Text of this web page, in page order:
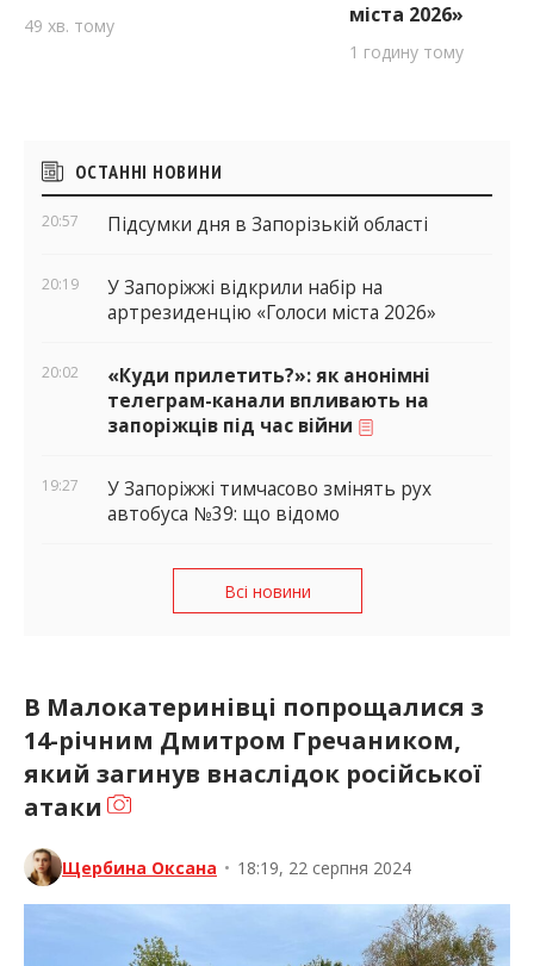
49 хв. тому
міста 2026»
1 годину тому
Бічні
віджети
ОСТАННІ НОВИНИ
20:57 Підсумки дня в Запорізькій області
20:19
У Запоріжжі відкрили набір на
артрезиденцію «Голоси міста 2026»
20:02
«Куди прилетить?»: як анонімні
телеграм-канали впливають на
запоріжців під час війни
19:27
У Запоріжжі тимчасово змінять рух
автобуса №39: що відомо
Всі новини
В Малокатеринівці попрощалися з
14-річним Дмитром Гречаником,
який загинув внаслідок російської
атаки
Щербина Оксана • 18:19, 22 серпня 2024